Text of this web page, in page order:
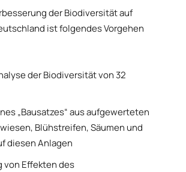
der Biodiversität auf
ist folgendes Vorgehen
der Biodiversität von 32
„Bausatzes“ aus aufgewerteten
Blühstreifen, Säumen und
diesen Anlagen
von Effekten des